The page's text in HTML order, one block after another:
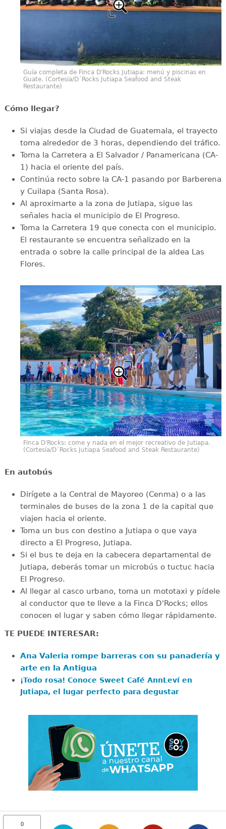
Guía completa de Finca D'Rocks Jutiapa: menú y piscinas en
Guate. (Cortesía/D´Rocks Jutiapa Seafood and Steak
Restaurante)
Cómo llegar?
Si viajas desde la Ciudad de Guatemala, el trayecto
toma alrededor de 3 horas, dependiendo del tráfico.
Toma la Carretera a El Salvador / Panamericana (CA-
1) hacia el oriente del país.
Continúa recto sobre la CA-1 pasando por Barberena
y Cuilapa (Santa Rosa).
Al aproximarte a la zona de Jutiapa, sigue las
señales hacia el municipio de El Progreso.
Toma la Carretera 19 que conecta con el municipio.
El restaurante se encuentra señalizado en la
entrada o sobre la calle principal de la aldea Las
Flores.
Finca D'Rocks: come y nada en el mejor recreativo de Jutiapa.
(Cortesía/D´Rocks Jutiapa Seafood and Steak Restaurante)
En autobús
Dirígete a la Central de Mayoreo (Cenma) o a las
terminales de buses de la zona 1 de la capital que
viajen hacia el oriente.
Toma un bus con destino a Jutiapa o que vaya
directo a El Progreso, Jutiapa.
Si el bus te deja en la cabecera departamental de
Jutiapa, deberás tomar un microbús o tuctuc hacia
El Progreso.
Al llegar al casco urbano, toma un mototaxi y pídele
al conductor que te lleve a la Finca D'Rocks; ellos
conocen el lugar y saben cómo llegar rápidamente.
TE PUEDE INTERESAR:
Ana Valeria rompe barreras con su panadería y
arte en la Antigua
¡Todo rosa! Conoce Sweet Café AnnLeví en
Jutiapa, el lugar perfecto para degustar
0